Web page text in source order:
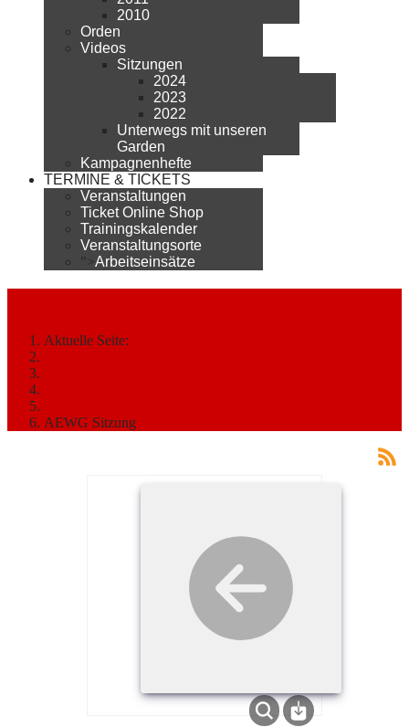
2010
Orden
Videos
Sitzungen
2024
2023
2022
Unterwegs mit unseren
Garden
Kampagnenhefte
TERMINE & TICKETS
Veranstaltungen
Ticket Online Shop
Trainingskalender
Veranstaltungsorte
">Arbeitseinsätze
Aktuelle Seite:
AEWG Sitzung